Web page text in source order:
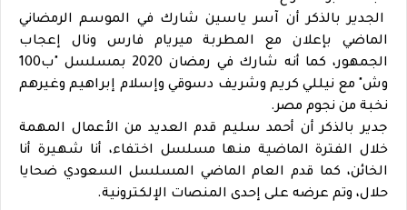
الجدير بالذكر أن آسر ياسين شارك في الموسم الرمضاني
الماضي بإعلان مع المطربة ميريام فارس ونال إعجاب
الجمهور، كما أنه شارك في رمضان 2020 بمسلسل "ب100
وش" مع نيللي كريم وشريف دسوقي وإسلام إبراهيم وغيرهم
نخبة من نجوم مصر.
جدير بالذكر أن أحمد سليم قدم العديد من الأعمال المهمة
خلال الفترة الماضية منها مسلسل اختفاء، أنا شهيرة أنا
الخائن، كما قدم العام الماضي المسلسل السعودي ضحايا
حلال، وتم عرضه على إحدى المنصات الإلكترونية.